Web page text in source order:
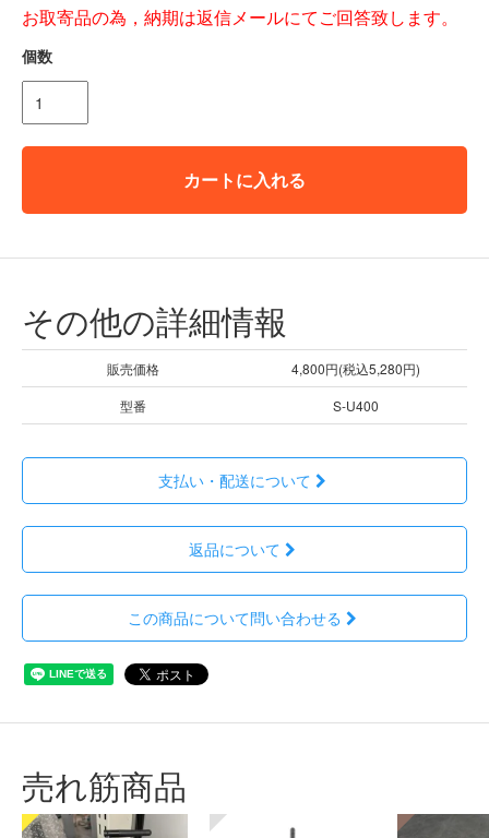
お取寄品の為，納期は返信メールにてご回答致します。
個数
カートに入れる
その他の詳細情報
販売価格
4,800円(税込5,280円)
型番
S-U400
支払い・配送について
返品について
この商品について問い合わせる
売れ筋商品